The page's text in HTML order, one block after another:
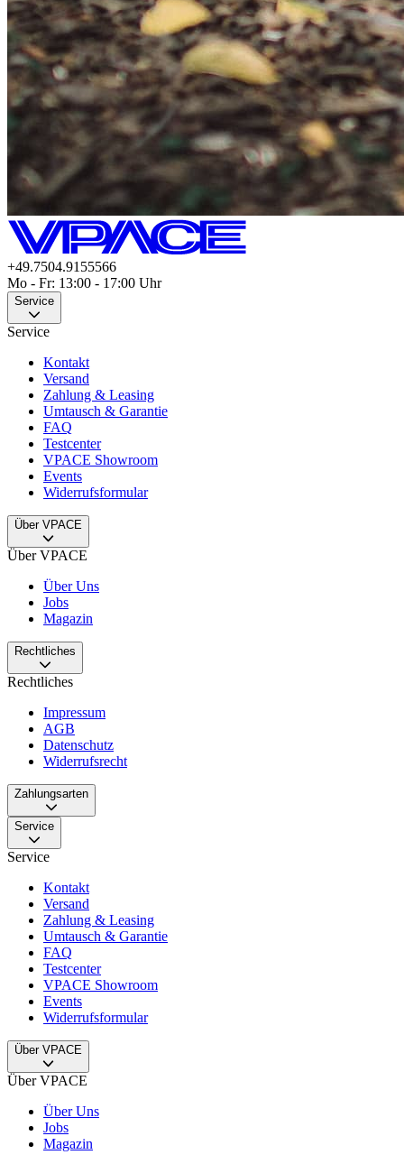
+49.7504.9155566
Mo - Fr: 13:00 - 17:00 Uhr
Service
Service
Kontakt
Versand
Zahlung & Leasing
Umtausch & Garantie
FAQ
Testcenter
VPACE Showroom
Events
Widerrufsformular
Über VPACE
Über VPACE
Über Uns
Jobs
Magazin
Rechtliches
Rechtliches
Impressum
AGB
Datenschutz
Widerrufsrecht
Zahlungsarten
Service
Service
Kontakt
Versand
Zahlung & Leasing
Umtausch & Garantie
FAQ
Testcenter
VPACE Showroom
Events
Widerrufsformular
Über VPACE
Über VPACE
Über Uns
Jobs
Magazin